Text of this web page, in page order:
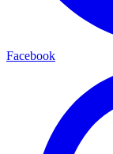
Facebook